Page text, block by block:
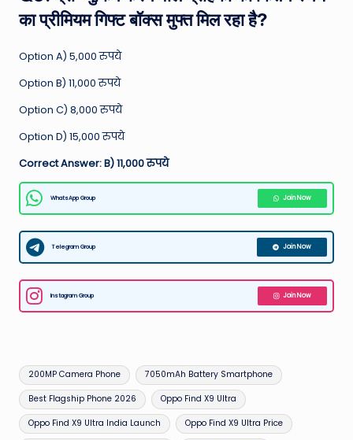
का प्रीमियम गिफ्ट बॉक्स मुफ्त मिल रहा है?
Option A) 5,000 रुपये
Option B) 11,000 रुपये
Option C) 8,000 रुपये
Option D) 15,000 रुपये
Correct Answer: B) 11,000 रुपये
WhatsApp Group Join Now
Telegram Group Join Now
Instagram Group Join Now
Tags:
200MP Camera Phone 7050mAh Battery Smartphone
Best Flagship Phone 2026 Oppo Find X9 Ultra
Oppo Find X9 Ultra India Launch Oppo Find X9 Ultra Price